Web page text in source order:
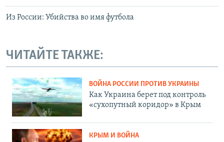
Из России: Убийства во имя футбола
ЧИТАЙТЕ ТАКЖЕ:
ВОЙНА РОССИИ ПРОТИВ УКРАИНЫ
Как Украина берет под контроль
«сухопутный коридор» в Крым
КРЫМ И ВОЙНА